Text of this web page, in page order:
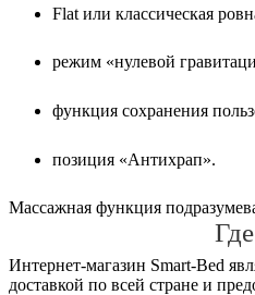
Flat или классическая
режим «нулевой
функция сохранения
позиция «Антихрап».
Массажная функция
Интернет-магазин Smart-Bed
доставкой по всей стране и